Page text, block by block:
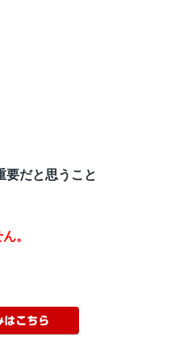
要だと思うこと
。